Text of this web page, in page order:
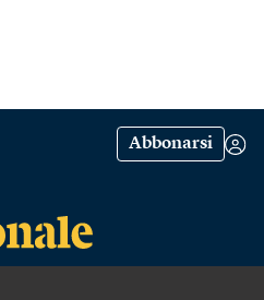
Abbonarsi